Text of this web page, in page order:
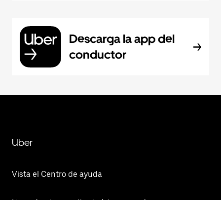
Descarga la app del
conductor
Uber
Vista el Centro de ayuda